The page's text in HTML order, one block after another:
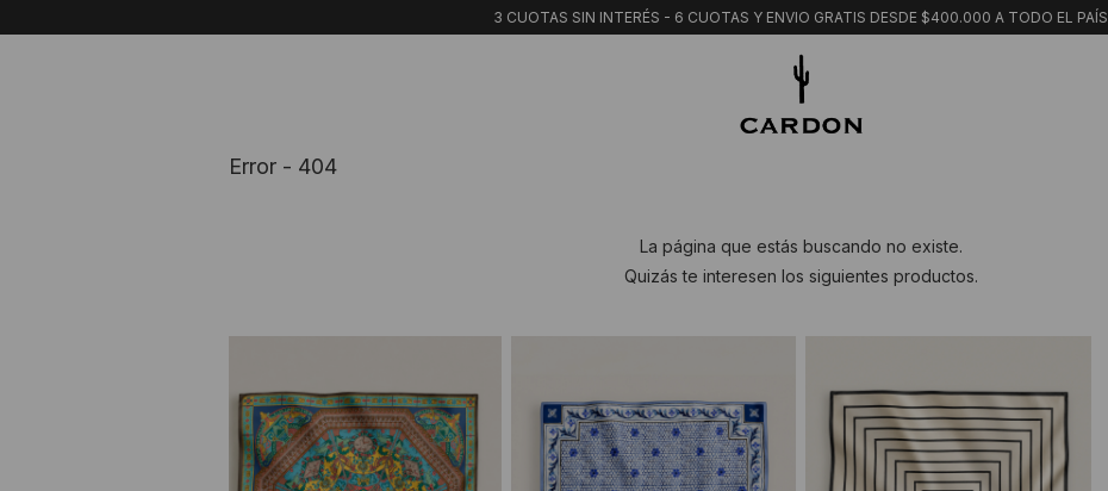
3 CUOTAS SIN INTERÉS - 6 CUOTAS Y ENVIO GRATIS DESDE $400.000 A TODO EL PAÍS
Error - 404
La página que estás buscando no existe.
Quizás te interesen los siguientes productos.